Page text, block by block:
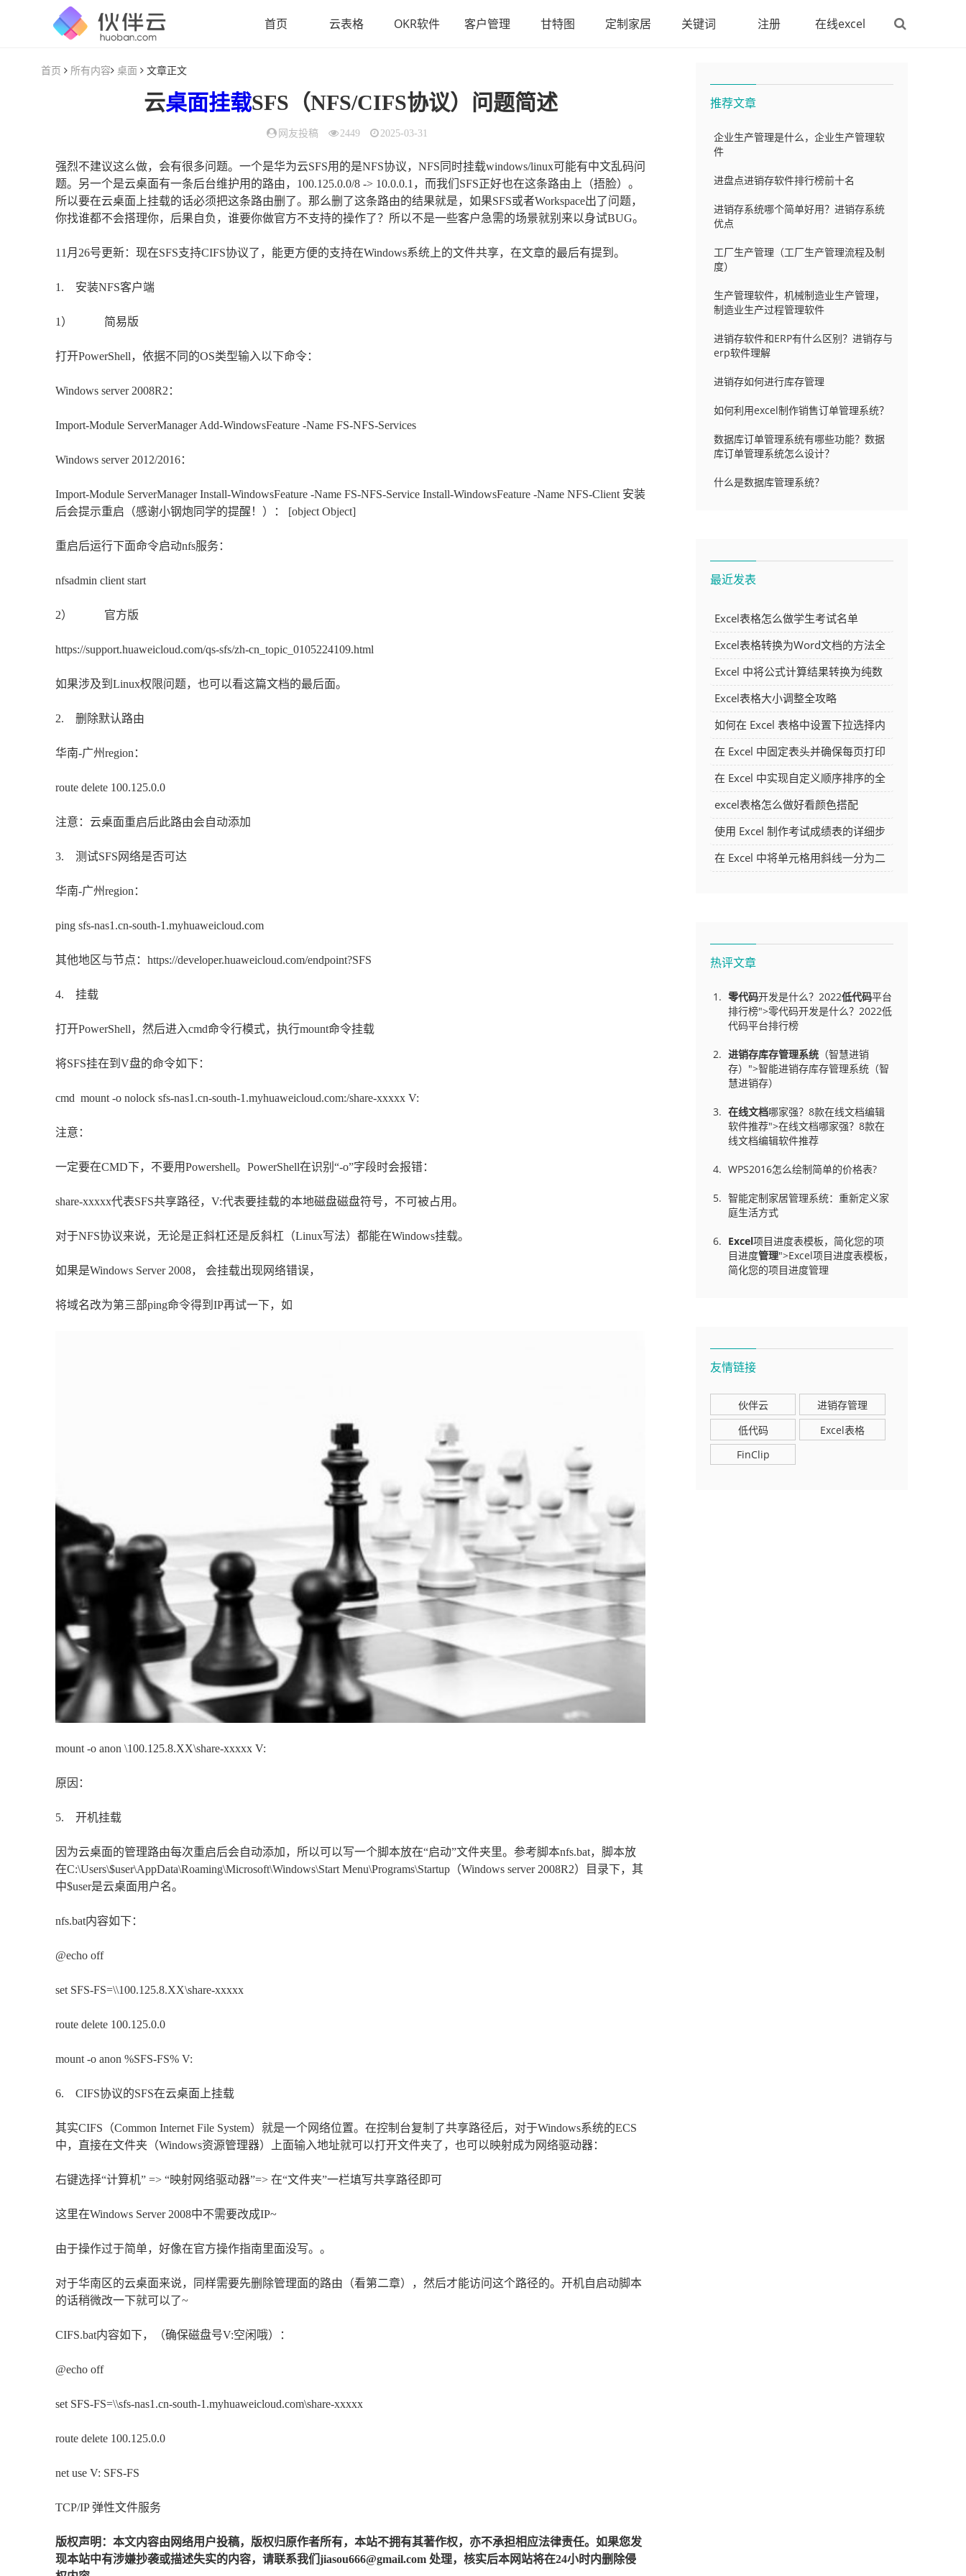
首页 云表格 OKR软件 客户管理 甘特图 定制家居 关键词 注册 在线excel
首页 所有内容 桌面 文章正文
云桌面挂载SFS（NFS/CIFS协议）问题简述
网友投稿 2449 2025-03-31
强烈不建议这么做，会有很多问题。一个是华为云SFS用的是NFS协议，NFS同时挂载windows/linux可能有中文乱码问
题。另一个是云桌面有一条后台维护用的路由，100.125.0.0/8 -> 10.0.0.1，而我们SFS正好也在这条路由上（捂脸）。
所以要在云桌面上挂载的话必须把这条路由删了。那么删了这条路由的结果就是，如果SFS或者Workspace出了问题，
你找谁都不会搭理你，后果自负，谁要你做官方不支持的操作了？所以不是一些客户急需的场景就别来以身试BUG。
11月26号更新：现在SFS支持CIFS协议了，能更方便的支持在Windows系统上的文件共享，在文章的最后有提到。
1. 安装NFS客户端
1） 简易版
打开PowerShell，依据不同的OS类型输入以下命令：
Windows server 2008R2：
Import-Module ServerManager Add-WindowsFeature -Name FS-NFS-Services
Windows server 2012/2016：
Import-Module ServerManager Install-WindowsFeature -Name FS-NFS-Service Install-WindowsFeature -Name NFS-Client 安装
后会提示重启（感谢小钢炮同学的提醒！）： [object Object]
重启后运行下面命令启动nfs服务：
nfsadmin client start
2） 官方版
https://support.huaweicloud.com/qs-sfs/zh-cn_topic_0105224109.html
如果涉及到Linux权限问题，也可以看这篇文档的最后面。
2. 删除默认路由
华南-广州region：
route delete 100.125.0.0
注意：云桌面重启后此路由会自动添加
3. 测试SFS网络是否可达
华南-广州region：
ping sfs-nas1.cn-south-1.myhuaweicloud.com
其他地区与节点：https://developer.huaweicloud.com/endpoint?SFS
4. 挂载
打开PowerShell，然后进入cmd命令行模式，执行mount命令挂载
将SFS挂在到V盘的命令如下：
cmd mount -o nolock sfs-nas1.cn-south-1.myhuaweicloud.com:/share-xxxxx V:
注意：
一定要在CMD下，不要用Powershell。PowerShell在识别“-o”字段时会报错：
share-xxxxx代表SFS共享路径，V:代表要挂载的本地磁盘磁盘符号，不可被占用。
对于NFS协议来说，无论是正斜杠还是反斜杠（Linux写法）都能在Windows挂载。
如果是Windows Server 2008， 会挂载出现网络错误，
将域名改为第三部ping命令得到IP再试一下，如
mount -o anon \100.125.8.XX\share-xxxxx V:
原因：
5. 开机挂载
因为云桌面的管理路由每次重启后会自动添加，所以可以写一个脚本放在“启动”文件夹里。参考脚本nfs.bat，脚本放
在C:\Users\$user\AppData\Roaming\Microsoft\Windows\Start Menu\Programs\Startup（Windows server 2008R2）目录下，其
中$user是云桌面用户名。
nfs.bat内容如下：
@echo off
set SFS-FS=\\100.125.8.XX\share-xxxxx
route delete 100.125.0.0
mount -o anon %SFS-FS% V:
6. CIFS协议的SFS在云桌面上挂载
其实CIFS（Common Internet File System）就是一个网络位置。在控制台复制了共享路径后，对于Windows系统的ECS
中，直接在文件夹（Windows资源管理器）上面输入地址就可以打开文件夹了，也可以映射成为网络驱动器：
右键选择“计算机” => “映射网络驱动器”=> 在“文件夹”一栏填写共享路径即可
这里在Windows Server 2008中不需要改成IP~
由于操作过于简单，好像在官方操作指南里面没写。。
对于华南区的云桌面来说，同样需要先删除管理面的路由（看第二章），然后才能访问这个路径的。开机自启动脚本
的话稍微改一下就可以了~
CIFS.bat内容如下，（确保磁盘号V:空闲哦）：
@echo off
set SFS-FS=\\sfs-nas1.cn-south-1.myhuaweicloud.com\share-xxxxx
route delete 100.125.0.0
net use V: SFS-FS
TCP/IP 弹性文件服务
版权声明：本文内容由网络用户投稿，版权归原作者所有，本站不拥有其著作权，亦不承担相应法律责任。如果您发
现本站中有涉嫌抄袭或描述失实的内容，请联系我们jiasou666@gmail.com 处理，核实后本网站将在24小时内删除侵
推荐文章
企业生产管理是什么，企业生产管理软
件
进盘点进销存软件排行榜前十名
进销存系统哪个简单好用？进销存系统
优点
工厂生产管理（工厂生产管理流程及制
度）
生产管理软件，机械制造业生产管理，
制造业生产过程管理软件
进销存软件和ERP有什么区别？进销存与
erp软件理解
进销存如何进行库存管理
如何利用excel制作销售订单管理系统？
数据库订单管理系统有哪些功能？数据
库订单管理系统怎么设计？
什么是数据库管理系统？
最近发表
Excel表格怎么做学生考试名单
Excel表格转换为Word文档的方法全
解析
Excel 中将公式计算结果转换为纯数
字的多种方法
Excel表格大小调整全攻略
如何在 Excel 表格中设置下拉选择内
容
在 Excel 中固定表头并确保每页打印
时都显示表头的方法详解
在 Excel 中实现自定义顺序排序的全
面指南
excel表格怎么做好看颜色搭配
使用 Excel 制作考试成绩表的详细步
骤及技巧
在 Excel 中将单元格用斜线一分为二
热评文章
零代码开发是什么？2022低代码平台
排行榜">零代码开发是什么？2022低
代码平台排行榜
进销存库存管理系统 （智慧进销
存）">智能进销存库存管理系统（智
慧进销存）
在线文档哪家强？8款在线文档编辑
软件推荐">在线文档哪家强？8款在
线文档编辑软件推荐
WPS2016怎么绘制简单的价格表?
智能定制家居管理系统：重新定义家
庭生活方式
Excel项目进度表模板，简化您的项
目进度管理">Excel项目进度表模板，
简化您的项目进度管理
友情链接
伙伴云
进销存管理
低代码
Excel表格
FinClip